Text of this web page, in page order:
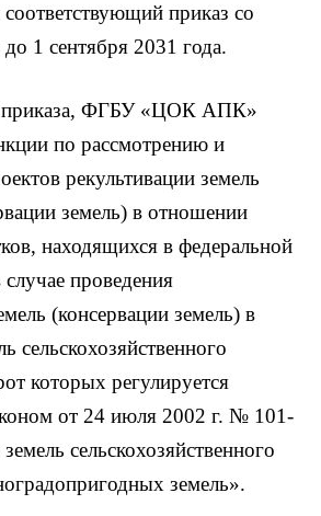
соответствующий приказ со
1 сентября 2031 года.
приказа, ФГБУ «ЦОК АПК»
по рассмотрению и
рекультивации земель
земель) в отношении
находящихся в федеральной
случае проведения
(консервации земель) в
сельскохозяйственного
которых регулируется
от 24 июля 2002 г. № 101-
сельскохозяйственного
земель».